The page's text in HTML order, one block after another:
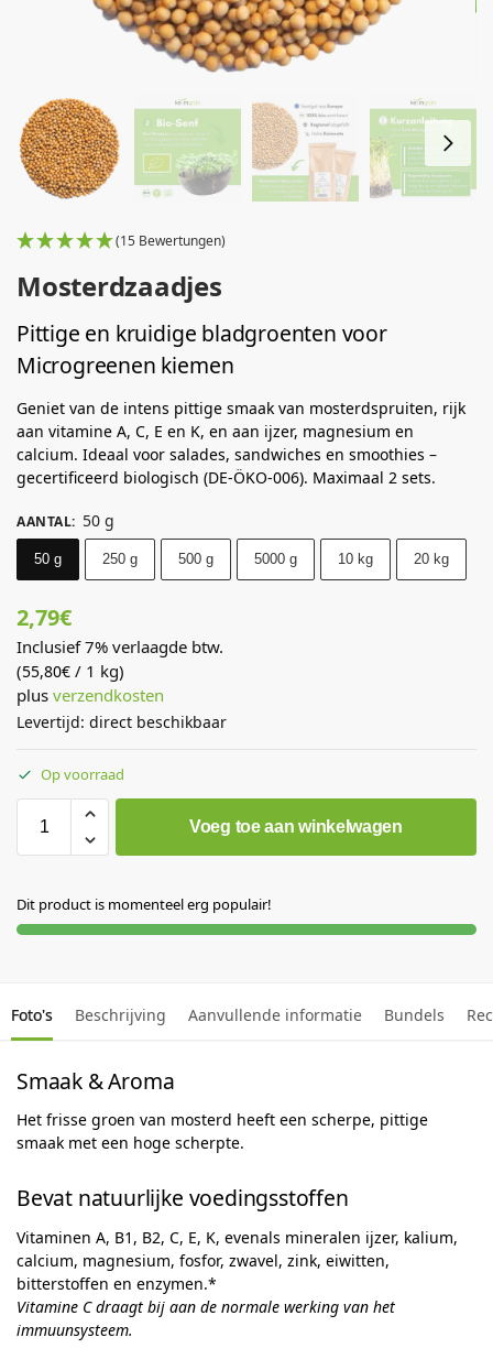
(15 Bewertungen)
Mosterdzaadjes
Pittige en kruidige bladgroenten voor
Microgreenen kiemen
Geniet van de intens pittige smaak van mosterdspruiten, rijk
aan vitamine A, C, E en K, en aan ijzer, magnesium en
calcium. Ideaal voor salades, sandwiches en smoothies –
gecertificeerd biologisch (DE-ÖKO-006). Maximaal 2 sets.
AANTAL: 50 g
50 g 250 g 500 g 5000 g 10 kg 20 kg
2,79€
Inclusief 7% verlaagde btw.
(55,80€ / 1 kg)
plus verzendkosten
Levertijd: direct beschikbaar
Op voorraad
Voeg toe aan winkelwagen
Dit product is momenteel erg populair!
Foto's Beschrijving Aanvullende informatie Bundels
Smaak & Aroma
Het frisse groen van mosterd heeft een scherpe, pittige
smaak met een hoge scherpte.
Bevat natuurlijke voedingsstoffen
Vitaminen A, B1, B2, C, E, K, evenals mineralen ijzer, kalium,
calcium, magnesium, fosfor, zwavel, zink, eiwitten,
bitterstoffen en enzymen.*
Vitamine C draagt ​​bij aan de normale werking van het
immuunsysteem.